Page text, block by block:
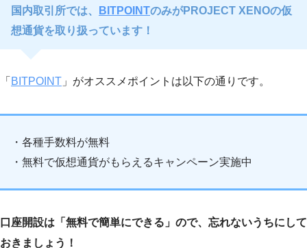
国内取引所では、 BITPOINTのみがPROJECT XENOの仮
想通貨を取り扱っています！
「 BITPOINT 」がオススメポイントは以下の通りです。
・各種手数料が無料
・無料で仮想通貨がもらえるキャンペーン実施中
口座開設は「無料で簡単にできる」ので、忘れないうちにして
おきましょう！